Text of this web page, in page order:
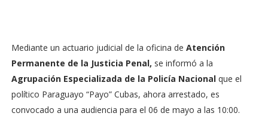
Mediante un actuario judicial de la oficina de Atención
Permanente de la Justicia Penal, se informó a la
Agrupación Especializada de la Policía Nacionalque el
político Paraguayo “Payo” Cubas, ahora arrestado, es
convocado a una audiencia para el 06 de mayo a las 10:00.